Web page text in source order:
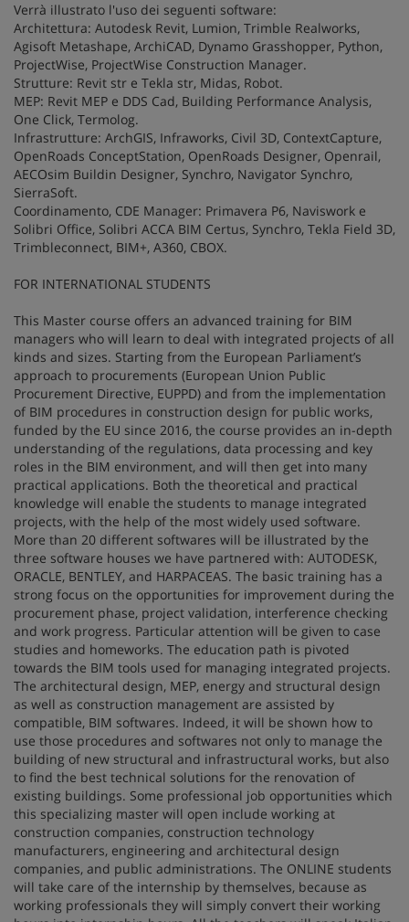
Verrà illustrato l'uso dei seguenti software:
Architettura: Autodesk Revit, Lumion, Trimble Realworks,
Agisoft Metashape, ArchiCAD, Dynamo Grasshopper, Python,
ProjectWise, ProjectWise Construction Manager.
Strutture: Revit str e Tekla str, Midas, Robot.
MEP: Revit MEP e DDS Cad, Building Performance Analysis,
One Click, Termolog.
Infrastrutture: ArchGIS, Infraworks, Civil 3D, ContextCapture,
OpenRoads ConceptStation, OpenRoads Designer, Openrail,
AECOsim Buildin Designer, Synchro, Navigator Synchro,
SierraSoft.
Coordinamento, CDE Manager: Primavera P6, Naviswork e
Solibri Office, Solibri ACCA BIM Certus, Synchro, Tekla Field 3D,
Trimbleconnect, BIM+, A360, CBOX.
FOR INTERNATIONAL STUDENTS
This Master course offers an advanced training for BIM
managers who will learn to deal with integrated projects of all
kinds and sizes. Starting from the European Parliament’s
approach to procurements (European Union Public
Procurement Directive, EUPPD) and from the implementation
of BIM procedures in construction design for public works,
funded by the EU since 2016, the course provides an in-depth
understanding of the regulations, data processing and key
roles in the BIM environment, and will then get into many
practical applications. Both the theoretical and practical
knowledge will enable the students to manage integrated
projects, with the help of the most widely used software.
More than 20 different softwares will be illustrated by the
three software houses we have partnered with: AUTODESK,
ORACLE, BENTLEY, and HARPACEAS. The basic training has a
strong focus on the opportunities for improvement during the
procurement phase, project validation, interference checking
and work progress. Particular attention will be given to case
studies and homeworks. The education path is pivoted
towards the BIM tools used for managing integrated projects.
The architectural design, MEP, energy and structural design
as well as construction management are assisted by
compatible, BIM softwares. Indeed, it will be shown how to
use those procedures and softwares not only to manage the
building of new structural and infrastructural works, but also
to find the best technical solutions for the renovation of
existing buildings. Some professional job opportunities which
this specializing master will open include working at
construction companies, construction technology
manufacturers, engineering and architectural design
companies, and public administrations. The ONLINE students
will take care of the internship by themselves, because as
working professionals they will simply convert their working